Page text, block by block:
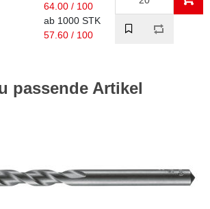
64.00 / 100
ab 1000 STK
57.60 / 100
passende Artikel